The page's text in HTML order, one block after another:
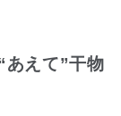
あえて”干物